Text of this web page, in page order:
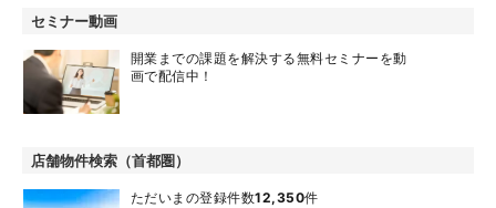
セミナー動画
開業までの課題を解決する無料セミナーを動
画で配信中！
店舗物件検索（首都圏）
ただいまの登録件数12,350件